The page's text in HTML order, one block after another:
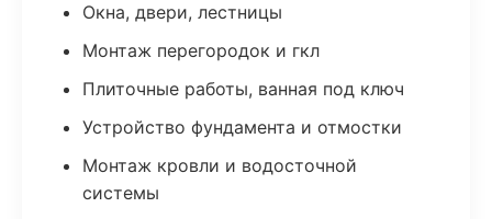
Окна, двери, лестницы
Монтаж перегородок и гкл
Плиточные работы, ванная под ключ
Устройство фундамента и отмостки
Монтаж кровли и водосточной
системы